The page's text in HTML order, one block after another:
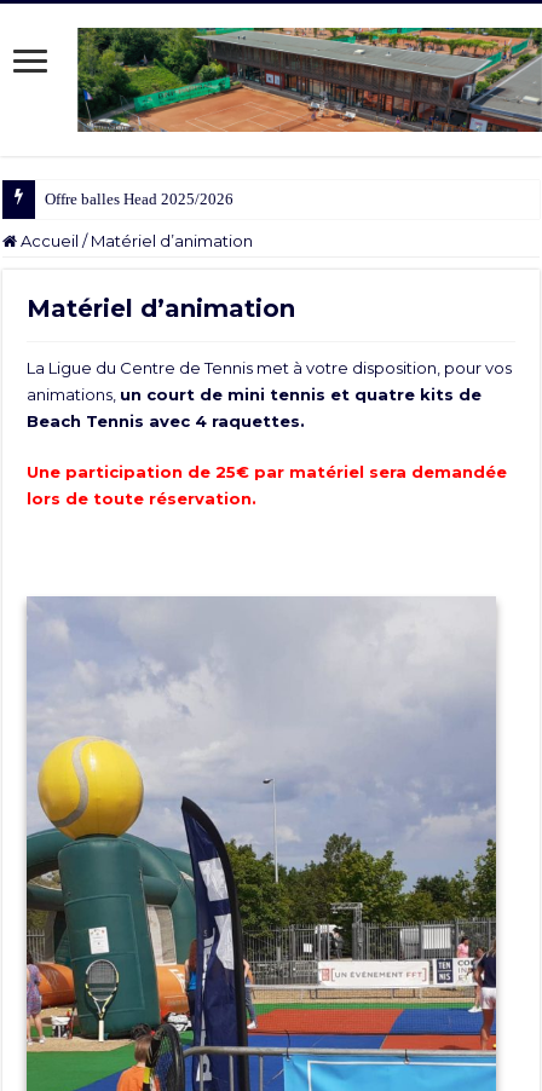
Offre balles Head 2025/2026
Accueil / Matériel d’animation
Matériel d’animation
La Ligue du Centre de Tennis met à votre disposition, pour vos
animations, un court de mini tennis et quatre kits de
Beach Tennis avec 4 raquettes.
Une participation de 25€ par matériel sera demandée
lors de toute réservation.